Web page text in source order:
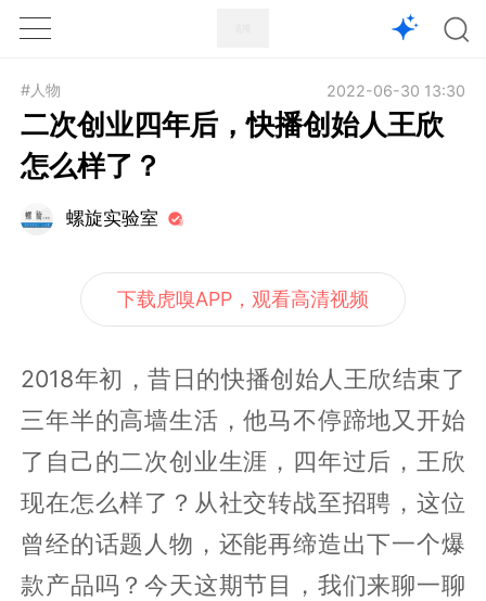
1X
#人物 2022-06-30 13:30
二次创业四年后，快播创始人王欣
怎么样了？
螺旋实验室
下载虎嗅APP，观看高清视频
2018年初，昔日的快播创始人王欣结束了
三年半的高墙生活，他马不停蹄地又开始
了自己的二次创业生涯，四年过后，王欣
现在怎么样了？从社交转战至招聘，这位
曾经的话题人物，还能再缔造出下一个爆
款产品吗？今天这期节目，我们来聊一聊